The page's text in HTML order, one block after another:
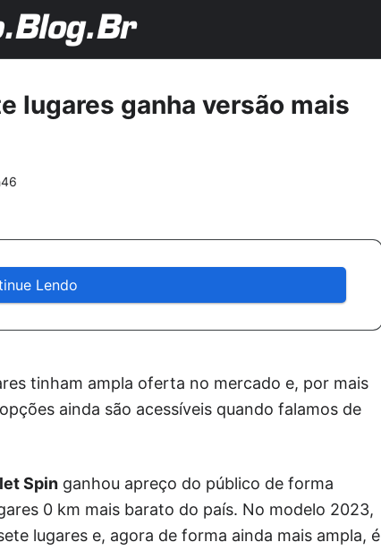
lugares ganha versão mais
Lendo
tinham ampla oferta no mercado e, por mais
ainda são acessíveis quando falamos de
Spin ganhou apreço do público de forma
0 km mais barato do país. No modelo 2023,
lugares e, agora de forma ainda mais ampla, é